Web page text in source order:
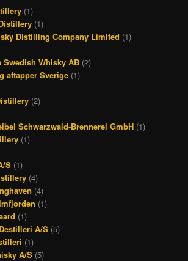
(1)
(1)
Distilling Company Limited (1)
Swedish Whisky AB (2)
aftapper Sverige (1)
(2)
Schwarzwald-Brennerei GmbH (1)
(1)
S(1)
(4)
(4)
(1)
(1)
A/S(5)
(1)
A/S(5)